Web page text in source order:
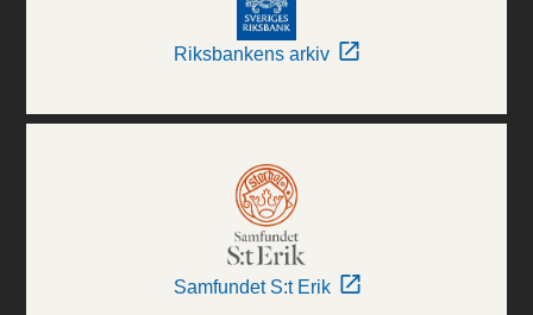
Riksbankens arkiv
Samfundet S:t Erik